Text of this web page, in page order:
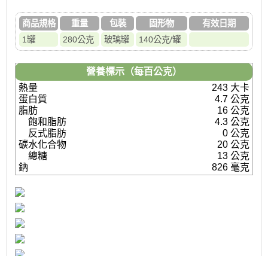
商品規格 重量 包裝 固形物
有效日期
1罐
280公克 玻璃罐 140公克/罐
營養標示（每百公克）
熱量
243 大卡
蛋白質
4.7 公克
脂肪
16 公克
飽和脂肪
4.3 公克
反式脂肪
0 公克
碳水化合物
20 公克
總糖
13 公克
鈉
826 毫克